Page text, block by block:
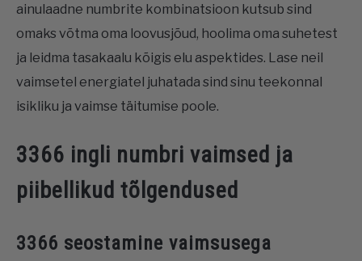
ainulaadne numbrite kombinatsioon kutsub sind
omaks võtma oma loovusjõud, hoolima oma suhetest
ja leidma tasakaalu kõigis elu aspektides. Lase neil
vaimsetel energiatel juhatada sind sinu teekonnal
isikliku ja vaimse täitumise poole.
3366 ingli numbri vaimsed ja
piibellikud tõlgendused
3366 seostamine vaimsusega